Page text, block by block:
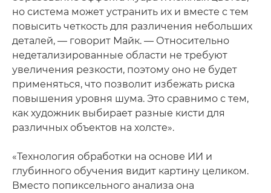
но система может устранить их и вместе с тем
повысить четкость для различения небольших
деталей, — говорит Майк. — Относительно
недетализированные области не требуют
увеличения резкости, поэтому оно не будет
применяться, что позволит избежать риска
повышения уровня шума. Это сравнимо с тем,
как художник выбирает разные кисти для
различных объектов на холсте».
«Технология обработки на основе ИИ и
глубинного обучения видит картину целиком.
Вместо попиксельного анализа она